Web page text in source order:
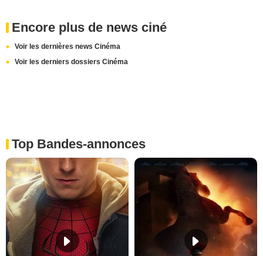
Encore plus de news ciné
Voir les dernières news Cinéma
Voir les derniers dossiers Cinéma
Top Bandes-annonces